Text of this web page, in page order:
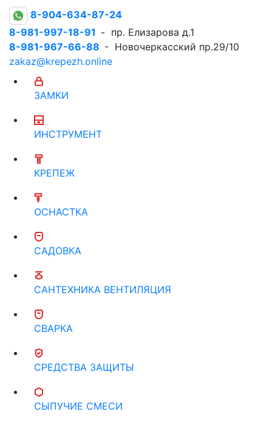
8-904-634-87-24
8-981-997-18-91 - пр. Елизарова д.1
8-981-967-66-88 - Новочеркасский пр.29/10
zakaz@krepezh.online
ЗАМКИ
ИНСТРУМЕНТ
КРЕПЕЖ
ОСНАСТКА
САДОВКА
САНТЕХНИКА ВЕНТИЛЯЦИЯ
СВАРКА
СРЕДСТВА ЗАЩИТЫ
СЫПУЧИЕ СМЕСИ